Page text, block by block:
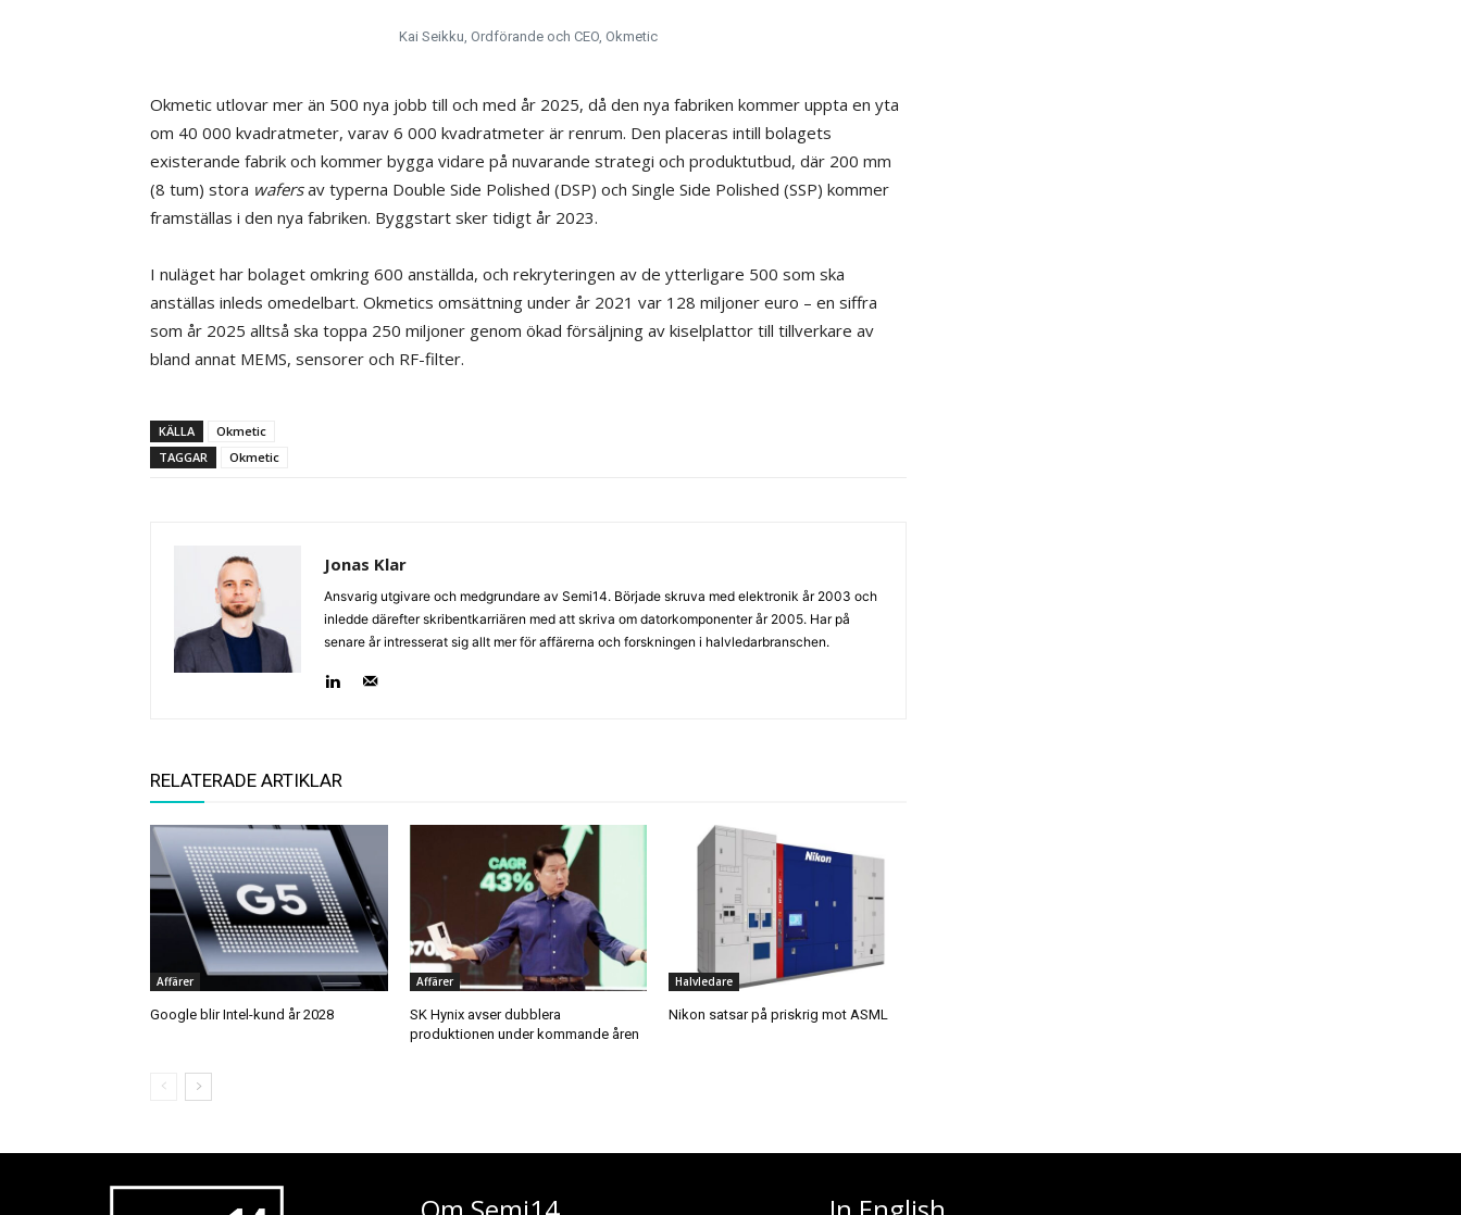
Kai Seikku, Ordförande och CEO, Okmetic
Okmetic utlovar mer än 500 nya jobb till och med år 2025, då den nya fabriken kommer uppta en yta
om 40 000 kvadratmeter, varav 6 000 kvadratmeter är renrum. Den placeras intill bolagets
existerande fabrik och kommer bygga vidare på nuvarande strategi och produktutbud, där 200 mm
(8 tum) stora wafersav typerna Double Side Polished (DSP) och Single Side Polished (SSP) kommer
framställas i den nya fabriken. Byggstart sker tidigt år 2023.
I nuläget har bolaget omkring 600 anställda, och rekryteringen av de ytterligare 500 som ska
anställas inleds omedelbart. Okmetics omsättning under år 2021 var 128 miljoner euro – en siffra
som år 2025 alltså ska toppa 250 miljoner genom ökad försäljning av kiselplattor till tillverkare av
bland annat MEMS, sensorer och RF-filter.
KÄLLA
Okmetic
TAGGAR
Okmetic
Jonas Klar
Ansvarig utgivare och medgrundare av Semi14. Började skruva med elektronik år 2003 och
inledde därefter skribentkarriären med att skriva om datorkomponenter år 2005. Har på
senare år intresserat sig allt mer för affärerna och forskningen i halvledarbranschen.
RELATERADE ARTIKLAR
Affärer
Google blir Intel-kund år 2028
Affärer
SK Hynix avser dubblera
produktionen under kommande åren
Halvledare
Nikon satsar på priskrig mot ASML